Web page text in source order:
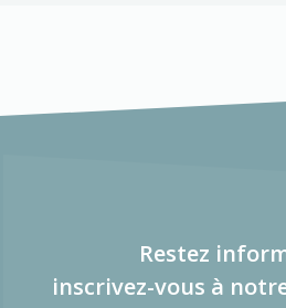
Restez
inscrivez-vous à